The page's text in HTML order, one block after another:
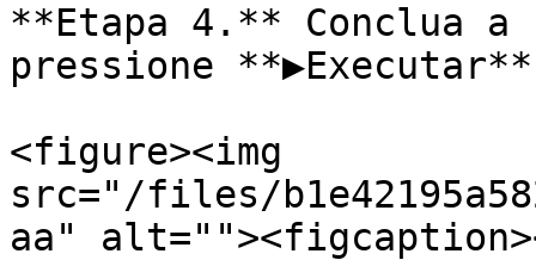
**Etapa 4.** Conclua a
pressione
<figure><img
src="/files/
aa"